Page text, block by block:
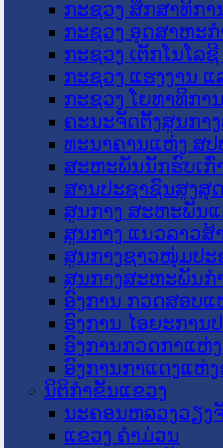
ກະຊວງ ສຶກສາທິກາ
ກະຊວງ ອຸດສາຫະ
ກະຊວງ ເຕັກໂນໂລ
ກະຊວງ ແຮງງານ
ກະຊວງ ໂຍທາທິກາ
ຄະນະຈັດຕັ້ງສູນກາ
ທະນາຄານແຫ່ງ ສປ
ສະຫະພັນນັກຮົບເກົ່
ສານປະຊາຊົນສູງສຸ
ສູນກາງ ສະຫະພັນ
ສູນກາງ ແນວລາວສ້
ສູນກາງຊາວໜຸ່ມປະ
ສູນກາງສະຫະພັນກ
ອົງການ ກວດສອບແ
ອົງການ ໄອຍະການ
ອົງການກວດກາແຫ່
ອົງການກາແດງແຫ່
ນິຕິກໍາຂັ້ນແຂວງ
ນະ​ຄອນ​ຫລວງວຽງ
ແຂວງ ຄໍາມ່ວນ